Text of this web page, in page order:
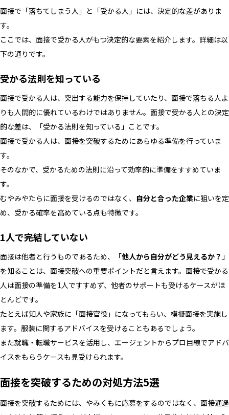
面接で「落ちてしまう人」と「受かる人」には、決定的な差がありま
す。
ここでは、面接で受かる人がもつ決定的な要素を紹介します。詳細は以
下の通りです。
受かる法則を知っている
面接で受かる人は、突出する能力を保持していたり、面接で落ちる人よ
りも人間的に優れているわけではありません。面接で受かる人との決定
的な差は、「受かる法則を知っている」ことです。
面接で受かる人は、面接を突破するためにあらゆる準備を行っていま
す。
そのなかで、受かるための法則に沿って効率的に準備をすすめていま
す。
むやみやたらに面接を受けるのではなく、 自分と合った企業に狙いを定
め、受かる確率を高めている点も特徴です。
1人で完結していない
面接は他者と行うものであるため、「他人から自分がどう見えるか？ 」
を知ることは、面接突破への重要ポイントだと言えます。面接で受かる
人は面接の準備を1人ですすめず、他者のサポートも受けるケースがほ
とんどです。
たとえば知人や家族に「面接官役」になってもらい、模擬面接を実施し
ます。服装に関するアドバイスを受けることもあるでしょう。
また就職・転職サービスを活用し、エージェントからプロ目線でアドバ
イスをもらうケースも見受けられます。
面接を突破するための対処方法5選
面接を突破するためには、やみくもに応募をするのではなく、面接通過